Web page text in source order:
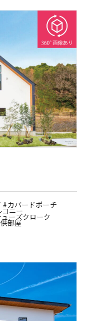
カバードポーチ
コニー
ューズクローク
部屋